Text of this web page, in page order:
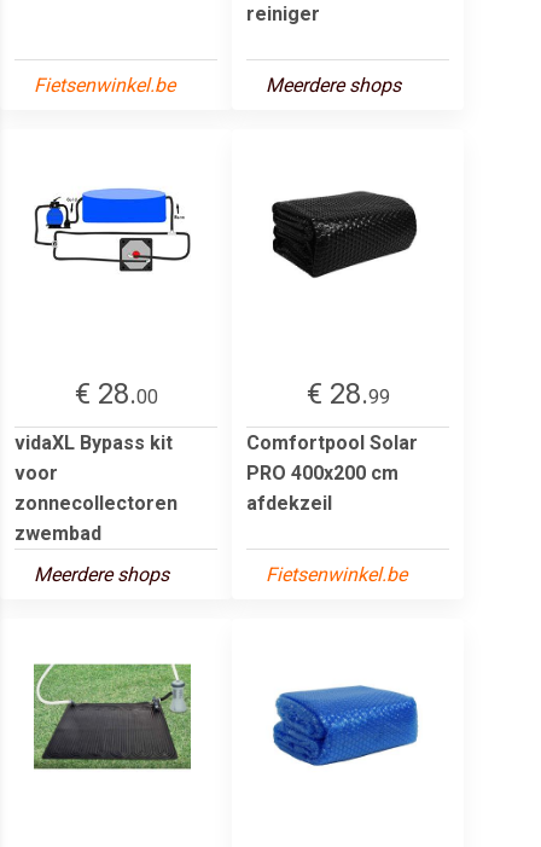
Fietsenwinkel.be
reiniger
Meerdere shops
€ 28.00
vidaXL Bypass kit
voor
zonnecollectoren
zwembad
Meerdere shops
€ 28.99
Comfortpool Solar
PRO 400x200 cm
afdekzeil
Fietsenwinkel.be